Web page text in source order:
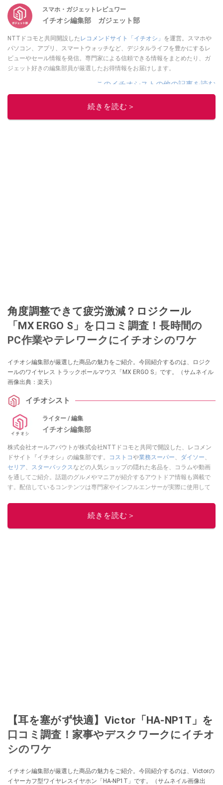
スマホ・ガジェットレビュワー
イチオシ編集部 ガジェット部
NTTドコモと共同開設した レコメンドサイト「イチオシ」 を運営。スマホや
パソコン、アプリ、スマートウォッチなど、デジタルライフを豊かにするレ
ビューやセール情報を発信。専門家による信頼できる情報をまとめたり、ガ
ジェット好きの編集部員が厳選したお得情報をお届けします。
このイチオシストの他の記事を読む
続きを読む＞
角度調整できて疲労激減？ロジクール
「MX ERGO S」を口コミ調査！長時間の
PC作業やテレワークにイチオシのワケ
イチオシ編集部が厳選した商品の魅力をご紹介。今回紹介するのは、ロジク
ールのワイヤレス トラックボールマウス「MX ERGO S」です。（サムネイル
画像出典：楽天）
イチオシスト
ライター / 編集
イチオシ編集部
株式会社オールアバウトが株式会社NTTドコモと共同で開設した、レコメン
ドサイト『イチオシ』の編集部です。
コストコや業務スーパー ダイソー
セリア
スターバックス などの人気ショップの隠れた名品を、コラムや動画
を通してご紹介。話題のグルメやマニアが紹介するアウトドア情報も満載で
す。配信しているコンテンツは専門家やインフルエンサーが実際に使用して
ニュースでフォロー
続きを読む＞
【耳を塞がず快適】Victor「HA-NP1T」を
口コミ調査！家事やデスクワークにイチオ
シのワケ
イチオシ編集部が厳選した商品の魅力をご紹介。今回紹介するのは、Victorの
イヤーカフ型ワイヤレスイヤホン「HA-NP1T」です。（サムネイル画像出